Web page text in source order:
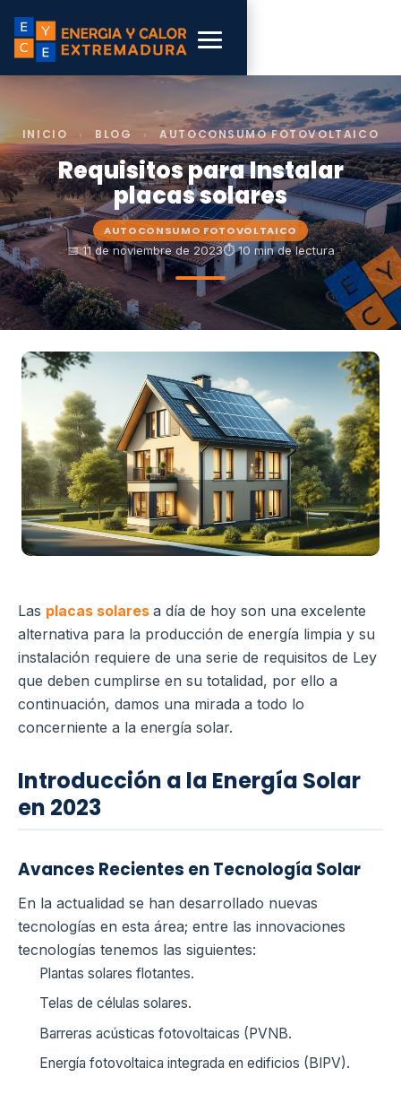
INICIO › BLOG › AUTOCONSUMO FOTOVOLTAICO
Requisitos para Instalar
placas solares
AUTOCONSUMO FOTOVOLTAICO
📅 11 de noviembre de 2023⏱ 10 min de lectura
Las placas solares a día de hoy son una excelente
alternativa para la producción de energía limpia y su
instalación requiere de una serie de requisitos de Ley
que deben cumplirse en su totalidad, por ello a
continuación, damos una mirada a todo lo
concerniente a la energía solar.
Introducción a la Energía Solar
en 2023
Avances Recientes en Tecnología Solar
En la actualidad se han desarrollado nuevas
tecnologías en esta área; entre las innovaciones
tecnologías tenemos las siguientes:
Plantas solares flotantes.
Telas de células solares.
Barreras acústicas fotovoltaicas (PVNB.
Energía fotovoltaica integrada en edificios (BIPV).